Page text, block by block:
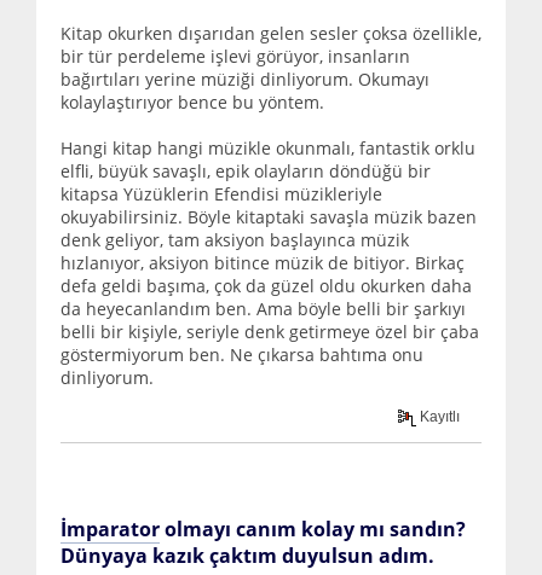
Kitap okurken dışarıdan gelen sesler çoksa özellikle,
bir tür perdeleme işlevi görüyor, insanların
bağırtıları yerine müziği dinliyorum. Okumayı
kolaylaştırıyor bence bu yöntem.
Hangi kitap hangi müzikle okunmalı, fantastik orklu
elfli, büyük savaşlı, epik olayların döndüğü bir
kitapsa Yüzüklerin Efendisi müzikleriyle
okuyabilirsiniz. Böyle kitaptaki savaşla müzik bazen
denk geliyor, tam aksiyon başlayınca müzik
hızlanıyor, aksiyon bitince müzik de bitiyor. Birkaç
defa geldi başıma, çok da güzel oldu okurken daha
da heyecanlandım ben. Ama böyle belli bir şarkıyı
belli bir kişiyle, seriyle denk getirmeye özel bir çaba
göstermiyorum ben. Ne çıkarsa bahtıma onu
dinliyorum.
Kayıtlı
İmparatorolmayı canım kolay mı sandın?
Dünyaya kazık çaktım duyulsun adım.